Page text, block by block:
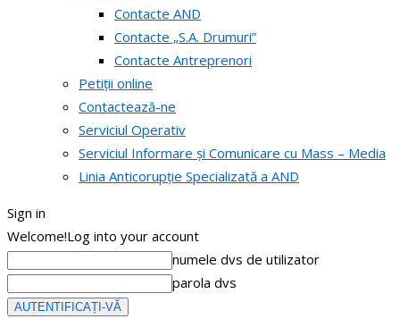
Contacte AND
Contacte „S.A. Drumuri”
Contacte Antreprenori
Petiții online
Contactează-ne
Serviciul Operativ
Serviciul Informare și Comunicare cu Mass – Media
Linia Anticorupție Specializată a AND
Sign in
Welcome!Log into your account
numele dvs de utilizator
parola dvs